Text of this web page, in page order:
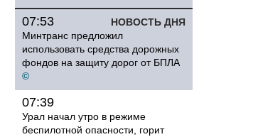
НОВОСТЬ ДНЯ
07:53
Минтранс предложил
использовать средства дорожных
фондов на защиту дорог от БПЛА
©
07:39
Урал начал утро в режиме
беспилотной опасности, горит